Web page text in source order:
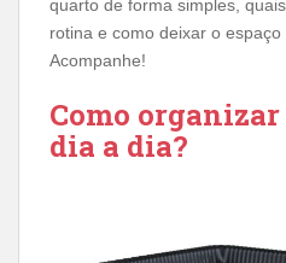
quarto de forma simples,
rotina e como deixar o
Acompanhe!
Como
dia a dia?